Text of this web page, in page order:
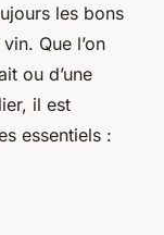
les bons
Que l’on
ou d’une
il est
essentiels :